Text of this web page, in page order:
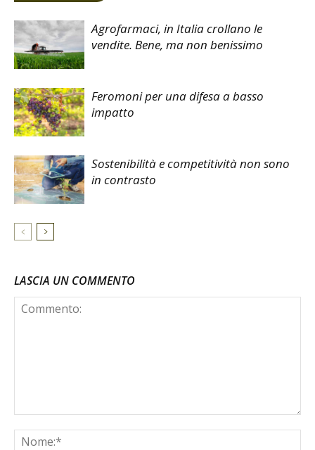
Agrofarmaci, in Italia crollano le
vendite. Bene, ma non benissimo
Feromoni per una difesa a basso
impatto
Sostenibilità e competitività non sono
in contrasto
LASCIA UN COMMENTO